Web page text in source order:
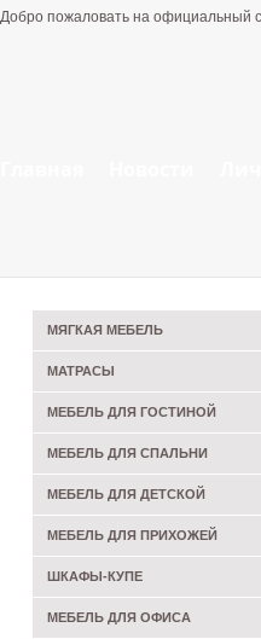
Добро пожаловать на официальный
МЯГКАЯ МЕБЕЛЬ
МАТРАСЫ
МЕБЕЛЬ ДЛЯ ГОСТИНОЙ
МЕБЕЛЬ ДЛЯ СПАЛЬНИ
МЕБЕЛЬ ДЛЯ ДЕТСКОЙ
МЕБЕЛЬ ДЛЯ ПРИХОЖЕЙ
ШКАФЫ-КУПЕ
МЕБЕЛЬ ДЛЯ ОФИСА